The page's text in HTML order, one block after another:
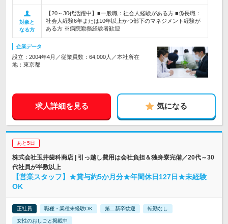
対象と
なる方
【20～30代活躍中】■一般職：社会人経験がある方 ■係長職：
社会人経験6年または10年以上かつ部下のマネジメント経験が
ある方 ※病院勤務経験者歓迎
企業データ
設立：2004年4月／従業員数：64,000人／本社所在
地：東京都
求人詳細を見る 気になる
あと5日
株式会社玉井歯科商店 | 引っ越し費用は会社負担＆独身寮完備／20代～30
代社員が半数以上
【営業スタッフ】★賞与約5か月分★年間休日127日★未経験
OK
正社員 職種・業種未経験OK 第二新卒歓迎 転勤なし
女性のおしごと掲載中